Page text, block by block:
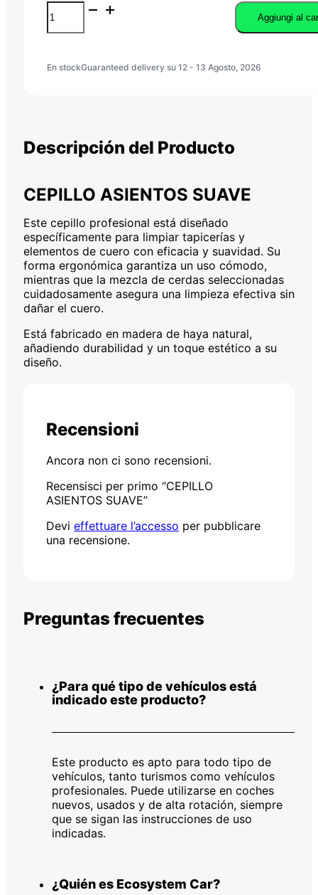
CEPILLO
ASIENTOS
SUAVE
Aggiungi al
En stockGuaranteed delivery su 12 - 13 Agosto, 2026
Descripción del Producto
CEPILLO ASIENTOS SUAVE
Este cepillo profesional está diseñado
específicamente para limpiar tapicerías y
elementos de cuero con eficacia y suavidad. Su
forma ergonómica garantiza un uso cómodo,
mientras que la mezcla de cerdas seleccionadas
cuidadosamente asegura una limpieza efectiva sin
dañar el cuero.
Está fabricado en madera de haya natural,
añadiendo durabilidad y un toque estético a su
diseño.
Recensioni
Ancora non ci sono recensioni.
Recensisci per primo “CEPILLO
ASIENTOS SUAVE”
Devi effettuare l’accesso per pubblicare
una recensione.
Preguntas frecuentes
¿Para qué tipo de vehículos está
indicado este producto?
Este producto es apto para todo tipo de
vehículos, tanto turismos como vehículos
profesionales. Puede utilizarse en coches
nuevos, usados y de alta rotación, siempre
que se sigan las instrucciones de uso
indicadas.
¿Quién es Ecosystem Car?